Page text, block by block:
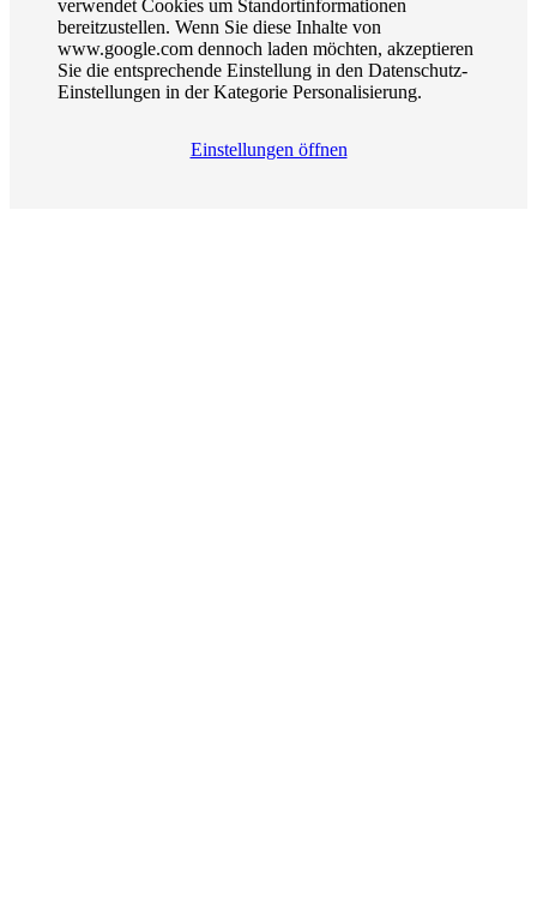
verwendet Cookies um Standortinformationen
bereitzustellen. Wenn Sie diese Inhalte von
www.google.com dennoch laden möchten, akzeptieren
Sie die entsprechende Einstellung in den Datenschutz-
Einstellungen in der Kategorie Personalisierung.
Einstellungen öffnen